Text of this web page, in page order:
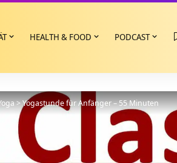
HEALTH & FOOD PODCAST
>Yogastunde für Anfänger – 55 Minuten